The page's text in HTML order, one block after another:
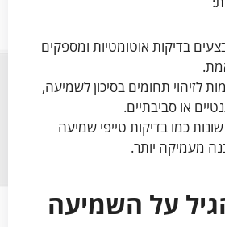
בדיקות אוטומטיות ומספקים
לזיהוי תחומים בסיכון לשמיעה,
או סביבתיים.
כמו בדיקות טייפי שמיעה
מעמיקה יותר.
על השמיעה